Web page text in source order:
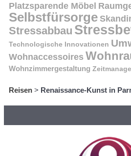
Platzsparende Möbel
Selbstfürsorge
Stressabbau
Technologische Innovationen
Wohnaccessoires
Wohnzimmergestaltung
Reisen > Renaissance-Kunst in